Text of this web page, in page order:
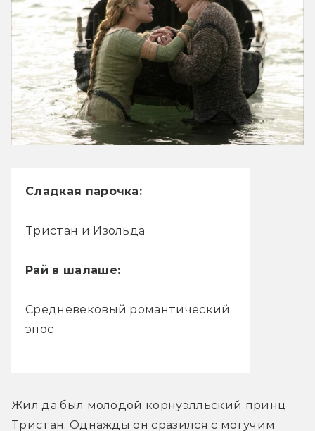
Сладкая парочка:
Тристан и Изольда
Рай в шалаше:
Средневековый романтический
эпос
Жил да был молодой корнуэлльский принц
Тристан. Однажды он сразился с могучим